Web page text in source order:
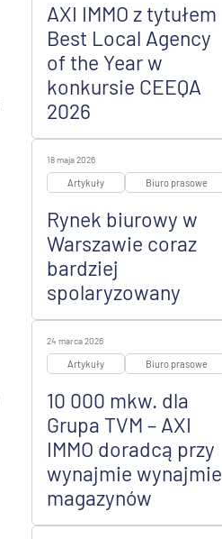
AXI IMMO z tytułem
Best Local Agency
of the Year w
konkursie CEEQA
2026
18 maja 2026
Artykuły Biuro prasowe
Rynek biurowy w
Warszawie coraz
bardziej
spolaryzowany
24 marca 2026
Artykuły Biuro prasowe
10 000 mkw. dla
Grupa TVM – AXI
IMMO doradcą przy
wynajmie wynajmie
magazynów